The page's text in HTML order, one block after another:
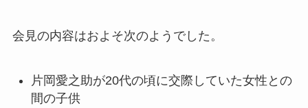
会見の内容はおよそ次のようでした。
片岡愛之助が20代の頃に交際していた女性との
間の子供